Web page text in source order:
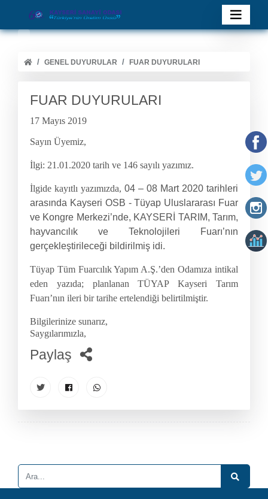
GENEL DUYURULAR FUAR DUYURULARI
FUAR DUYURULARI
17 Mayıs 2019
Sayın Üyemiz,
İlgi: 21.01.2020 tarih ve 146 sayılı yazımız.
İlgide kayıtlı yazımızda, 04 – 08 Mart 2020 tarihleri
arasında Kayseri OSB - Tüyap Uluslararası Fuar
ve Kongre Merkezi’nde, KAYSERİ TARIM, Tarım,
hayvancılık ve Teknolojileri Fuarı’nın
gerçekleştirileceği bildirilmiş idi.
Tüyap Tüm Fuarcılık Yapım A.Ş.’den Odamıza intikal
eden yazıda; planlanan TÜYAP Kayseri Tarım
Fuarı’nın ileri bir tarihe ertelendiği belirtilmiştir.
Bilgilerinize sunarız,
Saygılarımızla,
Paylaş